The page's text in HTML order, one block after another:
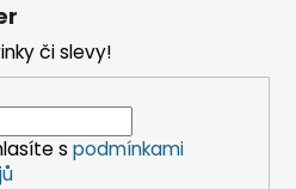
či slevy!
s podmínkami